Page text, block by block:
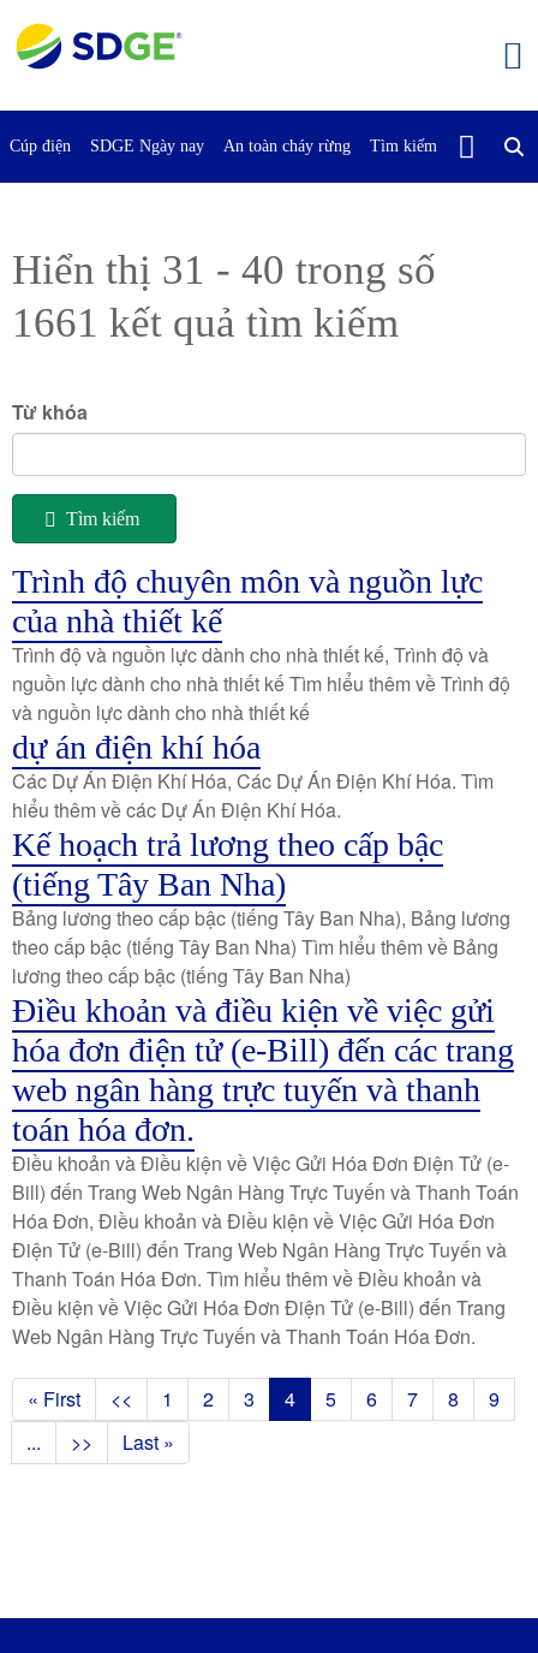
qua
Cúp điện SDGE Ngày nay An toàn cháy rừng Tìm kiếm Liên Hệ
Hiển thị 31 - 40 trong số
1661 kết quả tìm kiếm
Từ khóa
Tìm kiếm
Trình độ chuyên môn và nguồn lực
của nhà thiết kế
Trình độ và nguồn lực dành cho nhà thiết kế, Trình độ và
nguồn lực dành cho nhà thiết kế Tìm hiểu thêm về Trình độ
và nguồn lực dành cho nhà thiết kế
dự án điện khí hóa
Các Dự Án Điện Khí Hóa, Các Dự Án Điện Khí Hóa. Tìm
hiểu thêm về các Dự Án Điện Khí Hóa.
Kế hoạch trả lương theo cấp bậc
(tiếng Tây Ban Nha)
Bảng lương theo cấp bậc (tiếng Tây Ban Nha), Bảng lương
theo cấp bậc (tiếng Tây Ban Nha) Tìm hiểu thêm về Bảng
lương theo cấp bậc (tiếng Tây Ban Nha)
Điều khoản và điều kiện về việc gửi
hóa đơn điện tử (e-Bill) đến các trang
web ngân hàng trực tuyến và thanh
toán hóa đơn.
Điều khoản và Điều kiện về Việc Gửi Hóa Đơn Điện Tử (e-
Bill) đến Trang Web Ngân Hàng Trực Tuyến và Thanh Toán
Hóa Đơn, Điều khoản và Điều kiện về Việc Gửi Hóa Đơn
Điện Tử (e-Bill) đến Trang Web Ngân Hàng Trực Tuyến và
Thanh Toán Hóa Đơn. Tìm hiểu thêm về Điều khoản và
Điều kiện về Việc Gửi Hóa Đơn Điện Tử (e-Bill) đến Trang
Web Ngân Hàng Trực Tuyến và Thanh Toán Hóa Đơn.
đánh
trang
Trang
đầu
tiên
« First
Trang
trước
<< Trang
1 Trang
2 Trang
3
Trang
hiện
4 Trang
5 Trang
6 Trang
7 Trang
8 Trang
9
...
Trang
tiếp
>>
Trang
cuối
Last »